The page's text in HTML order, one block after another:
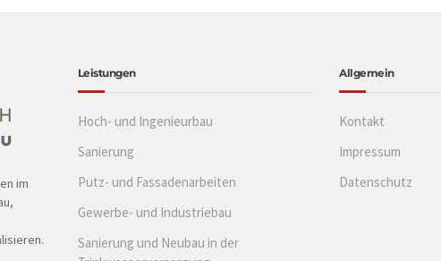
im
Leistungen
Hoch- und Ingenieurbau
Sanierung
Putz- und Fassadenarbeiten
Gewerbe- und Industriebau
Sanierung und Neubau in der
Allgemein
Kontakt
Impressum
Datenschutz